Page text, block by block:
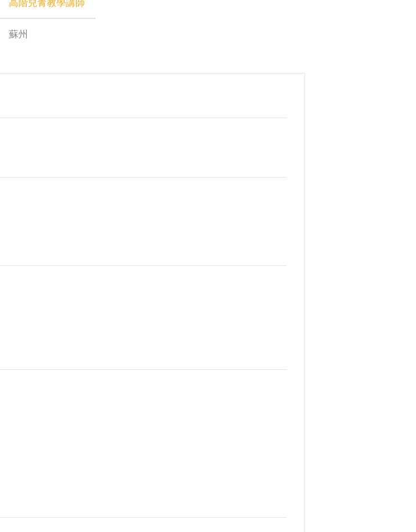
高階兒青教學講師
蘇州